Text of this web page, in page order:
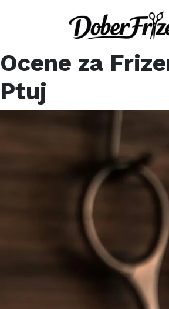
Ocene za
Ptuj